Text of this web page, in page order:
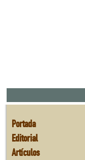
Portada
Editorial
Artículos